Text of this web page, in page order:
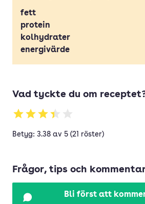
fett
protein
kolhydrater
energivärde
Vad tyckte du om
Betyg: 3.38 av 5 (21 röster)
Frågor, tips och
Bli först att